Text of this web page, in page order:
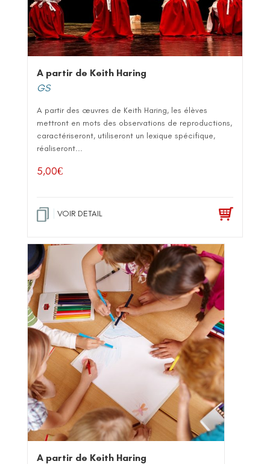
A partir de Keith Haring
GS
A partir des œuvres de Keith Haring, les élèves
mettront en mots des observations de reproductions,
caractériseront, utiliseront un lexique spécifique,
réaliseront...
5,00€
VOIR DETAIL
A partir de Keith Haring